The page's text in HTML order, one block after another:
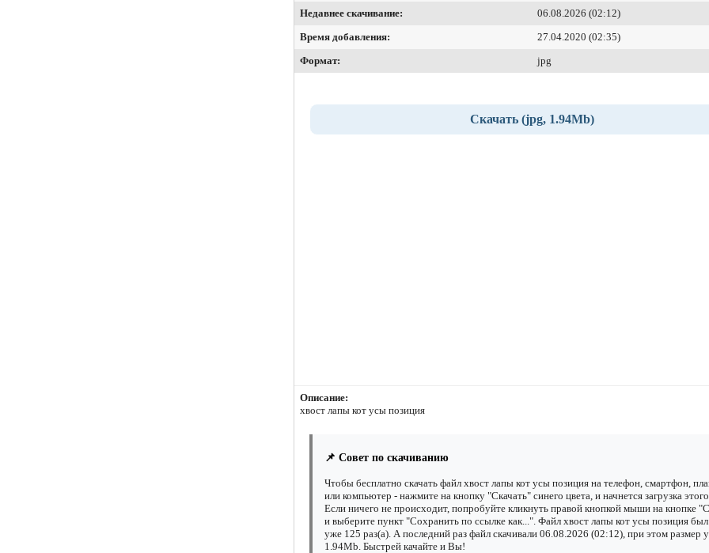
Недавнее скачивание:
06.08.2026 (02:12)
Время добавления:
27.04.2020 (02:35)
Формат:
jpg
Скачать (jpg, 1.94Mb)
Описание:
хвост лапы кот усы позиция
📌 Совет по скачиванию
Чтобы бесплатно скачать файл хвост лапы кот усы позиция на телефон, смартфон,
или компьютер - нажмите на кнопку "Скачать" синего цвета, и начнется загрузка
Если ничего не происходит, попробуйте кликнуть правой кнопкой мыши на кнопке
и выберите пункт "Сохранить по ссылке как...". Файл хвост лапы кот усы позиция был
уже 125 раз(а). А последний раз файл скачивали 06.08.2026 (02:12), при этом размер
1.94Mb. Быстрей качайте и Вы!